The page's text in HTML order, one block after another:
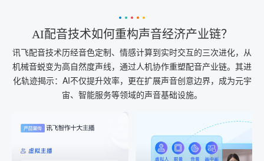
AI配音技术如何重构声音经济产业链？
讯飞配音技术历经音色定制、情感计算到实时交互的三次进化，从
机械音蜕变为高自然度声线，通过人机协作重塑配音产业链。其进
化轨迹揭示：AI不仅提升效率，更在扩展声音创意边界，成为元宇
宙、智能服务等领域的声音基础设施。
AI配音
AI+音频